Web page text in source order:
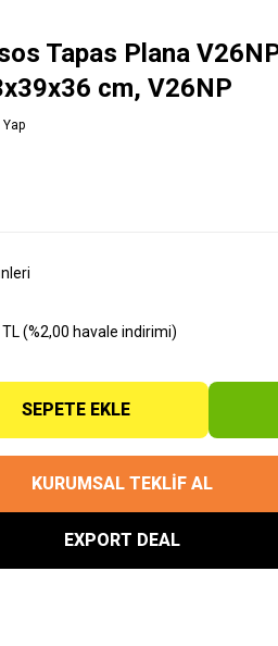
Tapas Plana
cm, V26NP
(%2,00 havale indirimi)
SEPETE EKLE
KURUMSAL TEKLİF AL
EXPORT DEAL